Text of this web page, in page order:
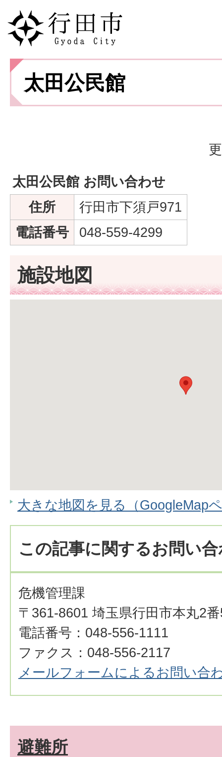
太田公民館
太田公民館 お問い合わせ
住所
行田市下須戸971
電話番号
048-559-4299
施設地図
大きな地図を見る（GoogleMap
この記事に関するお問い
危機管理課
〒361-8601 埼玉県行田市本丸2
電話番号：048-556-1111
ファクス：048-556-2117
メールフォームによるお問い合
避難所